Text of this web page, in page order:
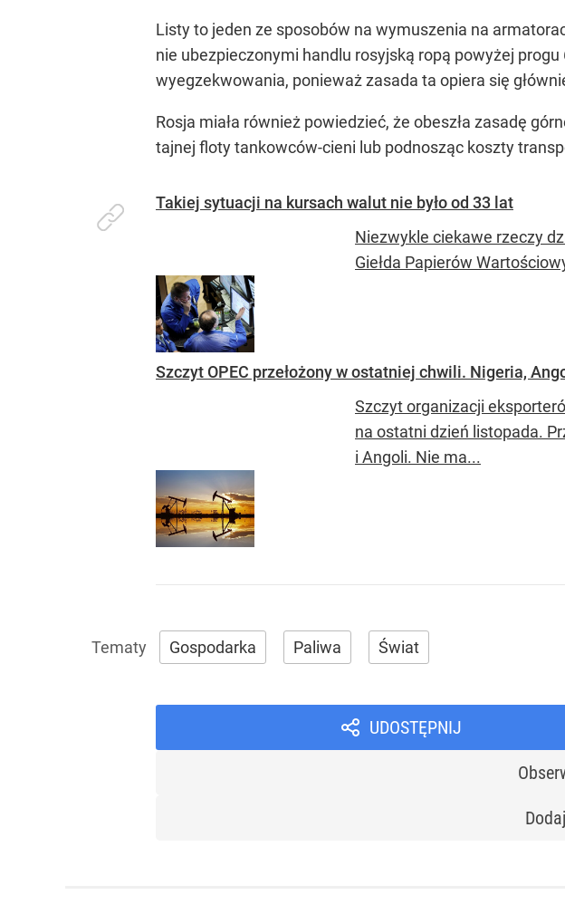
Listy to jeden ze sposobów na wymuszenia na
nie ubezpieczonymi handlu rosyjską ropą powyżej
wyegzekwowania, ponieważ zasada ta opiera się
Rosja miała również powiedzieć, że obeszła zasadę
tajnej floty tankowców-cieni lub podnosząc koszty
Takiej sytuacji na kursach walut nie było od 33 lat
Niezwykle ciekawe rzeczy
Giełda Papierów
Szczyt OPEC przełożony w ostatniej chwili. Nigeria,
Szczyt organizacji
na ostatni dzień listopada.
i Angoli. Nie ma...
Gospodarka Paliwa Świat
UDOSTĘPNIJ